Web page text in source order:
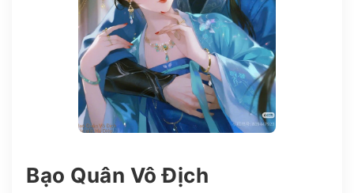
Bạo Quân Vô Địch